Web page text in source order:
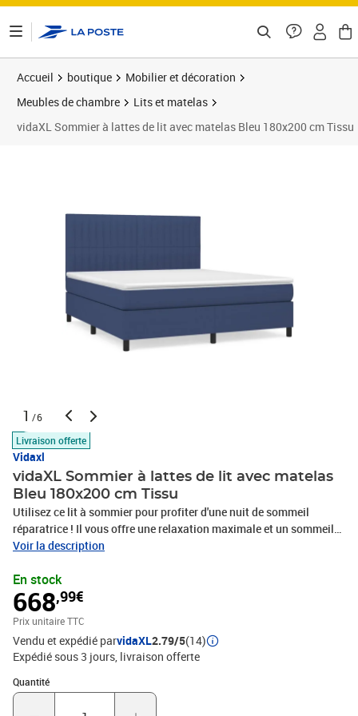
Accueil boutique
Mobilier et décoration
Meubles de chambre
Lits et matelas
vidaXL Sommier à lattes de lit avec matelas Bleu 180x200 cm Tissu
1 /6
Livraison offerte
Vidaxl
vidaXL Sommier à lattes de lit avec matelas
Bleu 180x200 cm Tissu
Utilisez ce lit à sommier pour profiter d'une nuit de sommeil
réparatrice ! Il vous offre une relaxation maximale et un sommeil
agréable. Tissu durable : le tissu présente un aspect simple et
est réglable en hauteur selon vos préférences. La tête de lit vous
offre un excellent soutien du dos lorsque vous êtes assis dans
votre lit pour lire ou regarder la télévision.Matelas à ressorts
ensachés : le ressort ensaché individuel intégré est connu pour sa
très haute qualité tout en assurant un haut niveau de durabilité et
d'adaptabilité. Il peut absorber efficacement le bruit et les chocs
causés par les sauts et les rotations.Support moyen-dur : ce
matelas de lit offre une stabilité accrue et juste le niveau de
Voir la description
En stock
668,99€
Prix unitaire TTC
Vendu et expédié parvidaXL2.79/5(14)
Expédié sous 3 jours livraison offerte
Quantité
Quantité : 1